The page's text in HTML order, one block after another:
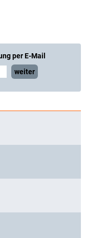
per E-Mail
weiter